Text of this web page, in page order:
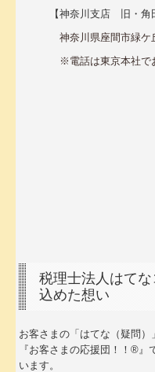
お役立ちコーナー
最新の書籍
【神奈川支店 旧・角田
神奈川県座間市緑ケ
※電話は東京本社でお
税理士法人はて
込めた想い
お客さまの「はてな（疑問）
『お客さまの応援団！！®
います。